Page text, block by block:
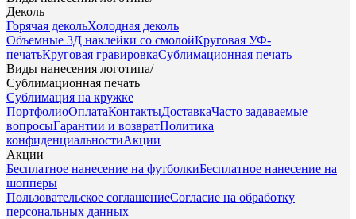
Деколь
Горячая декольХолодная деколь
Объемные 3Д наклейки со смолойКруговая УФ-
печатьКруговая гравировкаСублимационная печать
Виды нанесения логотипа/
Сублимационная печать
Сублимация на кружке
ПортфолиоОплатаКонтактыДоставкаЧасто задаваемые
вопросыГарантии и возвратПолитика
конфиденциальностиАкции
Акции
Бесплатное нанесение на футболкиБесплатное нанесение на
шопперы
Пользовательское соглашениеСогласие на обработку
персональных данных